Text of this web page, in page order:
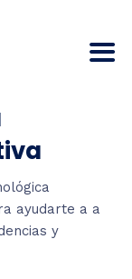
ayudarte a a
y